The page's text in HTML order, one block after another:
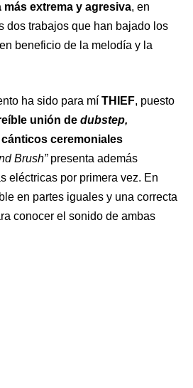
extrema y agresiva, en
dos trabajos que han bajado los
beneficio de la melodía y la
ha sido para mí THIEF, puesto
unión de dubstep,
ceremoniales
Brush”presenta además
eléctricas por primera vez. En
en partes iguales y una correcta
conocer el sonido de ambas